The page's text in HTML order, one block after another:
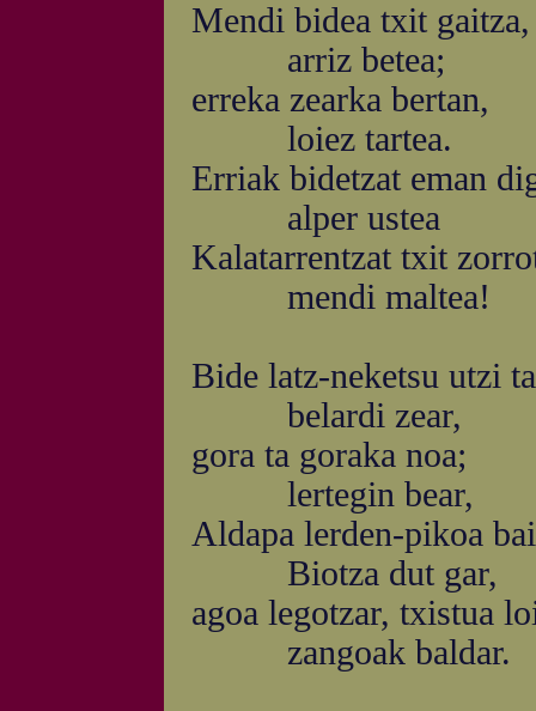
Mendi bidea txit gaitza,
arriz betea;
erreka zearka bertan,
loiez tartea.
Erriak bidetzat eman
alper ustea
Kalatarrentzat txit
mendi maltea!
Bide latz-neketsu utzi ta
belardi zear,
gora ta goraka noa;
lertegin bear,
Aldapa lerden-pikoa
Biotza dut gar,
agoa legotzar, txistua
zangoak baldar.